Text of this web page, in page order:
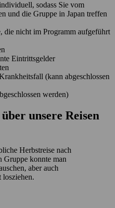
sodass Sie vom
und die Gruppe in Japan treffen
die nicht im Programm aufgeführt
Eintrittsgelder
(kann abgeschlossen
werden)
unsere Reisen
Herbstreise nach
Gruppe konnte man
aber auch
losziehen.